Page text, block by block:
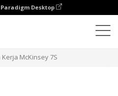
Desktop
McKinsey 7S